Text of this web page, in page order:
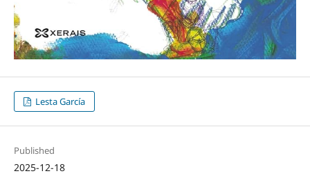
Lesta García
Published
2025-12-18